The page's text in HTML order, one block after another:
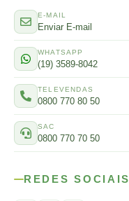
E-MAIL
Enviar E-mail
WHATSAPP
(19) 3589-8042
TELEVENDAS
0800 770 80 50
SAC
0800 770 70 50
REDES SOCIAIS